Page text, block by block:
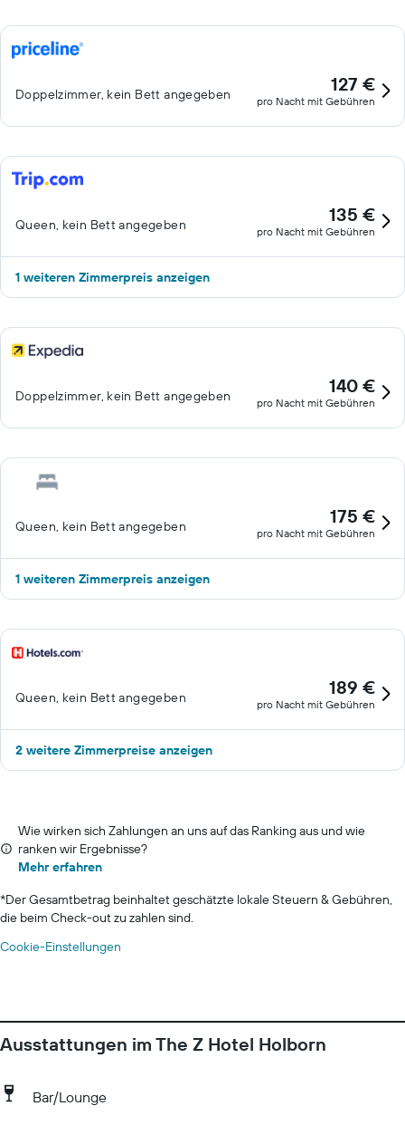
Doppelzimmer, kein Bett angegeben 127 €
pro Nacht mit Gebühren
Queen, kein Bett angegeben 135 €
pro Nacht mit Gebühren
1 weiteren Zimmerpreis anzeigen
Doppelzimmer, kein Bett angegeben 140 €
pro Nacht mit Gebühren
Queen, kein Bett angegeben 175 €
pro Nacht mit Gebühren
1 weiteren Zimmerpreis anzeigen
Queen, kein Bett angegeben 189 €
pro Nacht mit Gebühren
2 weitere Zimmerpreise anzeigen
Wie wirken sich Zahlungen an uns auf das Ranking aus und wie
ranken wir Ergebnisse?
Mehr erfahren
*Der Gesamtbetrag beinhaltet geschätzte lokale Steuern & Gebühren,
die beim Check-out zu zahlen sind.
Cookie-Einstellungen
Ausstattungen im The Z Hotel Holborn
Bar/Lounge